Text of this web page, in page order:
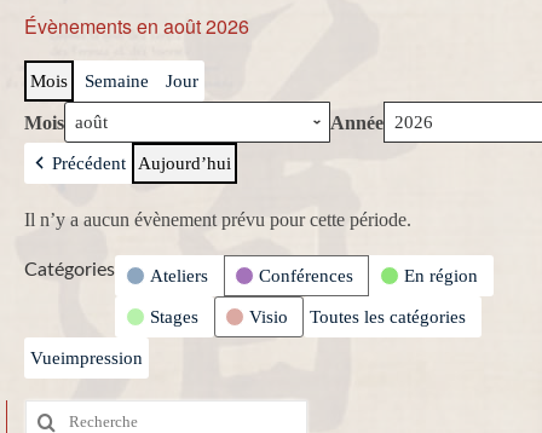
Docs & vidéos
Contact
Évènements en août 2026
Mois Semaine Jour
Mois Année
Précédent Aujourd’hui
Il n’y a aucun évènement prévu pour cette période.
Catégories Ateliers Conférences En région
Stages Visio Toutes les catégories
Vueimpression
Rechercher